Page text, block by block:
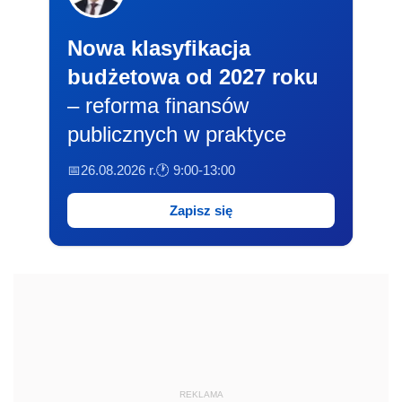
Nowa klasyfikacja
budżetowa od 2027 roku
– reforma finansów
publicznych w praktyce
📅26.08.2026 r.🕐 9:00-13:00
Zapisz się
REKLAMA